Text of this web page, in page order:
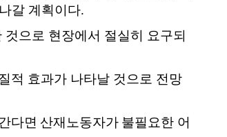
갈 계획이다.
으로 현장에서 절실히
요구되
적 효과가 나타날 것으로 전망
다면 산재노동자가 불필요한 어